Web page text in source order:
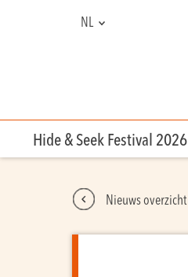
NL
Hide & Seek Festival 2026
Nieuws overzicht